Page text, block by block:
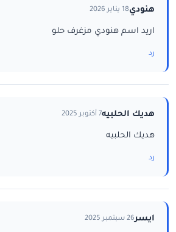
هنودي18 يناير 2026
اريد اسم هنودي مزغرف حلو
رد
هديك الحلبيه7 أكتوبر 2025
هديك الحلبيه
رد
ايسر26 سبتمبر 2025